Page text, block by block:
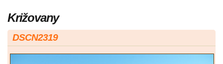
Križovany
DSCN2319